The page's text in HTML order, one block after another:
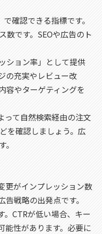
確認できる指標です。
数です。SEOや広告のト
ション率」として提供
の充実やレビュー改
容やターゲティングを
って自然検索経由の注文
を確認しましょう。広
更がインプレッション数
戦略の出発点です。
。CTRが低い場合、キー
能性があります。必要に